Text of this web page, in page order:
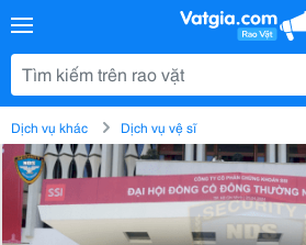
Dịch vụ khác Dịch vụ vệ sĩ